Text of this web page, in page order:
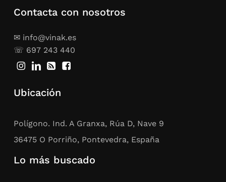
Contacta con nosotros
✉ info@vinak.es
☏ 697 243 440
Ubicación
Polígono. Ind. A Granxa, Rúa D, Nave 9
36475 O Porriño, Pontevedra, España
Lo más buscado